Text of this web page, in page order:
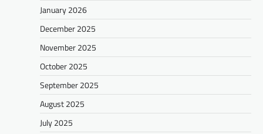
January 2026
December 2025
November 2025
October 2025
September 2025
August 2025
July 2025